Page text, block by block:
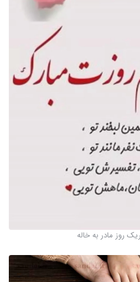
روز مادر به خاله